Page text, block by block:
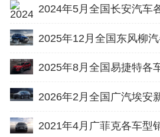
2021年4月广菲克各车型